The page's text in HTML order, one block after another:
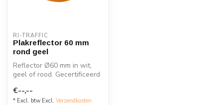
RI-TRAFFIC
Plakreflector 60 mm
rond geel
Reflector Ø60 mm in wit,
geel of rood. Gecertificeerd
Duurza...
€--,--
* Excl. btw Excl. Verzendkosten